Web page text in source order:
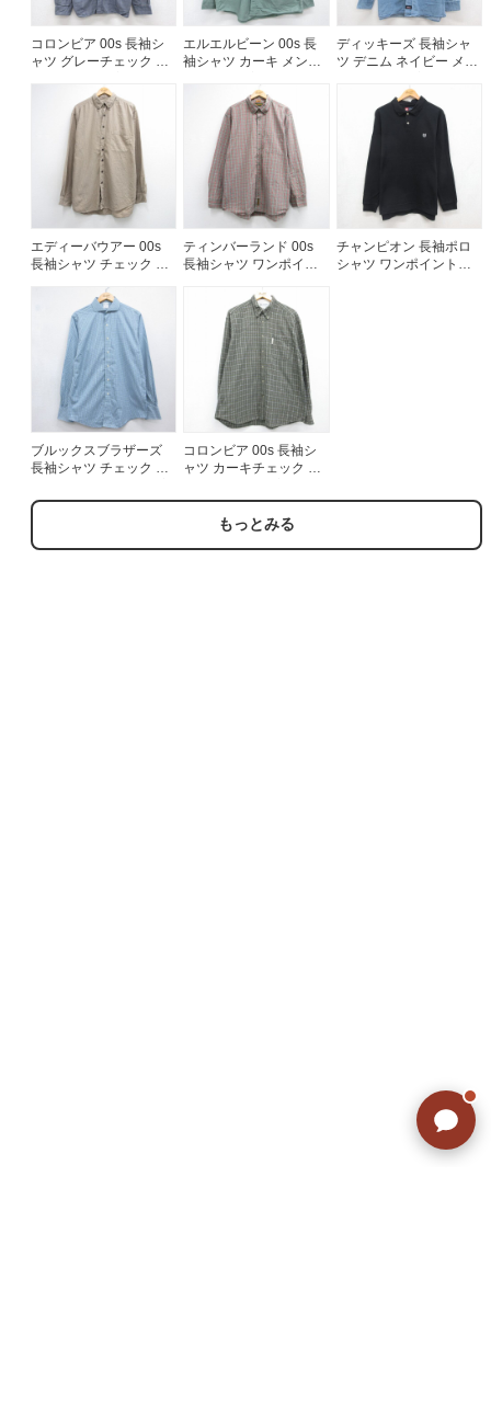
コロンビア 00s 長袖シ
ャツ グレーチェック メ
エルエルビーン 00s 長
袖シャツ カーキ メンズ
ディッキーズ 長袖シャ
ツ デニム ネイビー メン
エディーバウアー 00s
長袖シャツ チェック ベ
ティンバーランド 00s
長袖シャツ ワンポイン
メンズXL相当 | 古着
チャンピオン 長袖ポロ
シャツ ワンポイントロ
ブルックスブラザーズ
長袖シャツ チェック ブ
コロンビア 00s 長袖シ
ャツ カーキチェック メ
もっとみる